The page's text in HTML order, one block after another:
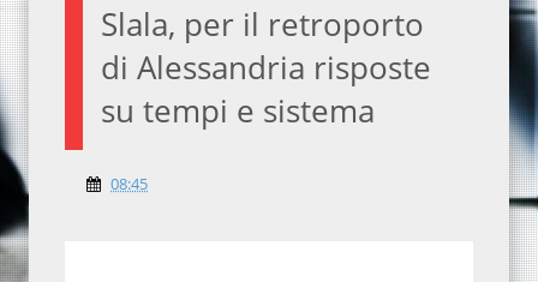
Slala, per il retroporto
di Alessandria risposte
su tempi e sistema
08:45